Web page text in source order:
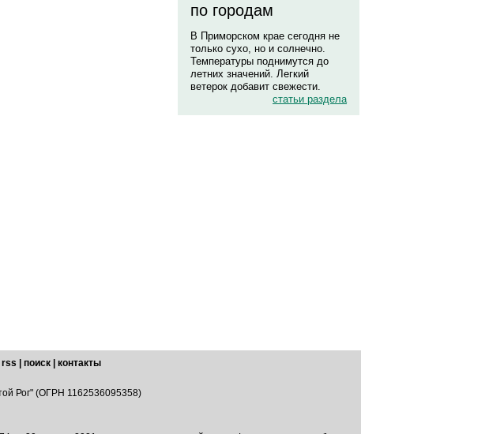
по городам
В Приморском крае сегодня не
только сухо, но и солнечно.
Температуры поднимутся до
летних значений. Легкий
ветерок добавит свежести.
статьи раздела
rss поиск
контакты
Рог" (ОГРН 1162536095358)